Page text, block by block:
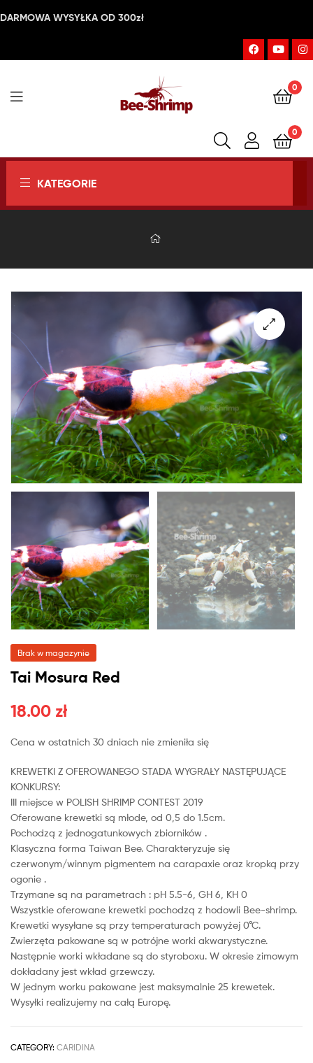
DARMOWA WYSYŁKA OD 300zł
Shrimp
0
0
KATEGORIE
Brak w magazynie
Tai Mosura Red
18.00 zł
Cena w ostatnich 30 dniach nie zmieniła się
KREWETKI Z OFEROWANEGO STADA WYGRAŁY NASTĘPUJĄCE
KONKURSY:
III miejsce w POLISH SHRIMP CONTEST 2019
Oferowane krewetki są młode, od 0,5 do 1.5cm.
Pochodzą z jednogatunkowych zbiorników .
Klasyczna forma Taiwan Bee. Charakteryzuje się
czerwonym/winnym pigmentem na carapaxie oraz kropką przy
ogonie .
Trzymane są na parametrach : pH 5.5-6, GH 6, KH 0
Wszystkie oferowane krewetki pochodzą z hodowli Bee-shrimp.
Krewetki wysyłane są przy temperaturach powyżej 0°C.
Zwierzęta pakowane są w potrójne worki akwarystyczne.
Następnie worki wkładane są do styroboxu. W okresie zimowym
dokładany jest wkład grzewczy.
W jednym worku pakowane jest maksymalnie 25 krewetek.
Wysyłki realizujemy na całą Europę.
CATEGORY: CARIDINA